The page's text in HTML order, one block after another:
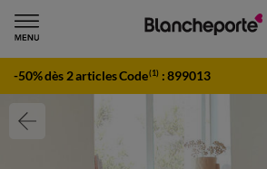
-50% dès 2 articles Code(1) :899013